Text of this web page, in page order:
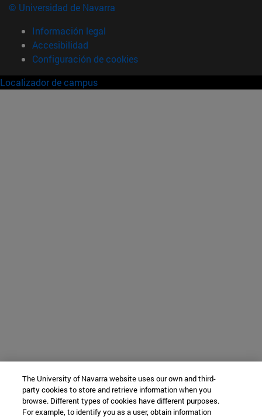
© Universidad de Navarra
Información legal
Accesibilidad
Configuración de cookies
Localizador de campus
The University of Navarra website uses our own and third-
party cookies to store and retrieve information when you
browse. Different types of cookies have different purposes.
For example, to identify you as a user, obtain information